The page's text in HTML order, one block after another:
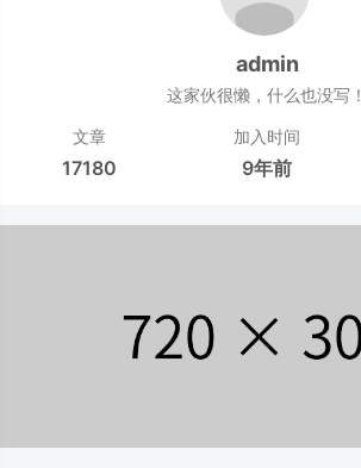
admin
这家伙很懒，什么也没写！
文章
17180
加入时间
9年前